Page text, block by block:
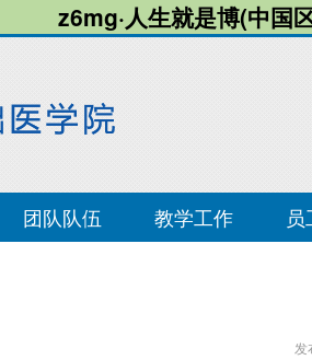
z6mg·人生就是博(中国
团队队伍 教学工作